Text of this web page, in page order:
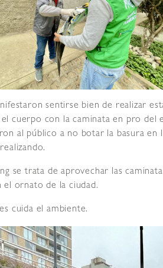
sentirse bien de realizar
cuerpo con la caminata en pro del
al público a no botar la basura en
se trata de aprovechar las
el ornato de la ciudad.
cuida el ambiente.